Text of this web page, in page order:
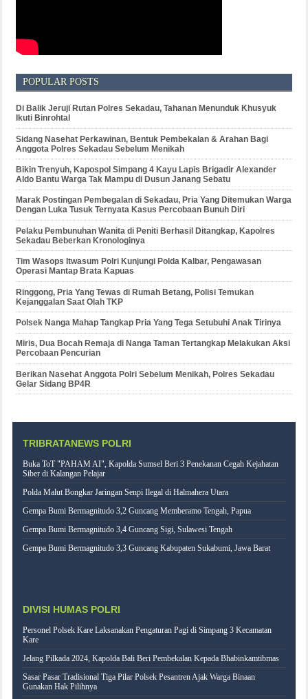
POPULAR POSTS
Di Balik Jeruji Rutan Polres Sekadau, Tahanan Menunduk Khusyuk
Ikuti Binrohtal
Sidang Nasehat Perkawinan, Bentuk Pembekalan & Arahan Bagi
Anggota Polres Sekadau Sebelum Menikah
Bikin Trenyuh, Kapospol Simpang 4 Kayu Lapis Brigadir Alexander
Aldo Bantu Warga Tak Mampu di Dusun Janang Sebatu
Marak Postingan Pembegalan di Sekadau, Pria Yang Ditemukan Warga
Dengan Luka Tusuk Ternyata Kasus Percobaan Bunuh Diri
Pelaku Pembunuhan Wanita di Peniti Berhasil Ditangkap, Kapolres
Sekadau Beberkan Kronologinya
Tim Wasops Itwasum Polri Kunjungi Polda Kalbar, Pengawasan
Operasi Mantap Brata Kapuas
Ringgong, Pria Yang Tewas di Rumah Betang, Polisi Temukan
Kejanggalan Saat Olah TKP
Polsek Nanga Mahap Tangkap Pria Yang Tega Setubuhi Anak Tirinya
Miris, Dua Bocah Remaja di Nanga Taman Tertangkap Melakukan Aksi
Percobaan Pencurian
Berikan Nasehat Anggota Polri Sebelum Menikah, Polres Sekadau
Gelar Sidang BP4R
TRIBRATANEWS POLRI
Buka ToT "PAHAM AI", Kapolda Sumsel Beri 3 Penekanan Cegah Kejahatan
Siber di Kalangan Pelajar
Polda Malut Bongkar Jaringan Senpi Ilegal di Halmahera Utara
Gempa Bumi Bermagnitudo 3,2 Guncang Memberamo Tengah, Papua
Gempa Bumi Bermagnitudo 3,4 Guncang Sigi, Sulawesi Tengah
Gempa Bumi Bermagnitudo 3,3 Guncang Kabupaten Sukabumi, Jawa Barat
DIVISI HUMAS POLRI
Personel Polsek Kare Laksanakan Pengaturan Pagi di Simpang 3 Kecamatan
Kare
Jelang Pilkada 2024, Kapolda Bali Beri Pembekalan Kepada Bhabinkamtibmas
Sasar Pasar Tradisional Tiga Pilar Polsek Pesantren Ajak Warga Binaan
Gunakan Hak Pilihnya